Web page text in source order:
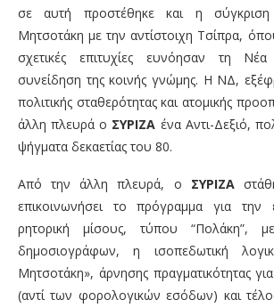
σε αυτή προστέθηκε και η σύγκριση
Μητσοτάκη με την αντίστοιχη Τσίπρα,
σχετικές επιτυχίες ευνόησαν τη
συνείδηση της κοινής γνώμης. Η ΝΔ,
πολιτικής σταθερότητας και ατομικής
άλλη πλευρά ο ΣΥΡΙΖΑ ένα Αντι-Δεξιό,
ψήγματα δεκαετίας του 80.
Από την άλλη πλευρά, ο ΣΥΡΙΖΑ
επικοινωνήσει το πρόγραμμα για
ρητορική μίσους, τύπου “Πολάκη”,
δημοσιογράφων, η ισοπεδωτική
Μητσοτάκη», άρνησης πραγματικότητας
(αντί των φορολογικών εσόδων) και